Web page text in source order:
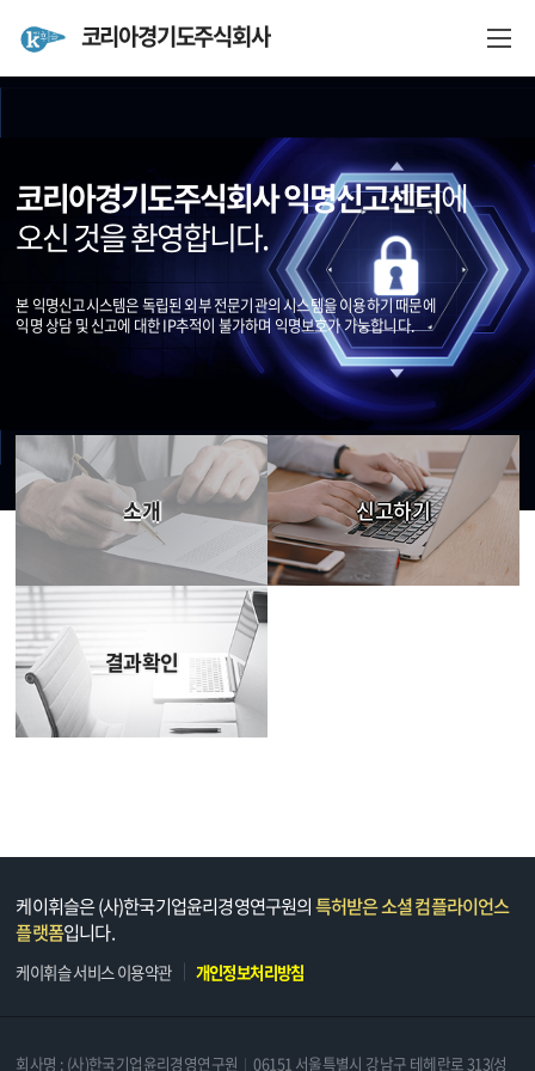
코리아경기도주식회사
결과확인
코리아경기도주식회사 익명신고센터에
오신 것을 환영합니다.
본 익명신고시스템은 독립된 외부 전문기관의 시스템을 이용하기 때문에
익명 상담 및 신고에 대한 IP추적이 불가하며 익명보호가 가능합니다.
소개 신고하기
결과확인
케이휘슬은 (사)한국기업윤리경영연구원의특허받은 소셜 컴플라이언스
플랫폼입니다.
케이휘슬 서비스 이용약관 개인정보처리방침
회사명 : (사)한국기업윤리경영연구원 06151 서울특별시 강남구 테헤란로 313(성